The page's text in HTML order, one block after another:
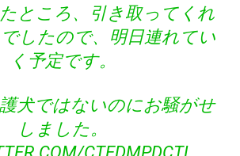
ところ、引き取ってくれ
したので、明日連れてい
く予定です。
犬ではないのにお騒がせ
しました。